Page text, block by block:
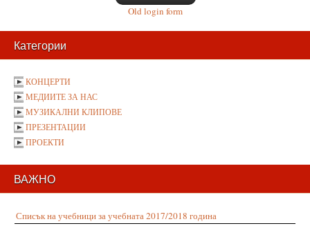
Old login form
Категории
КОНЦЕРТИ
МЕДИИТЕ ЗА НАС
МУЗИКАЛНИ КЛИПОВЕ
ПРЕЗЕНТАЦИИ
ПРОЕКТИ
ВАЖНО
Списък на учебници за учебната 2017/2018 година